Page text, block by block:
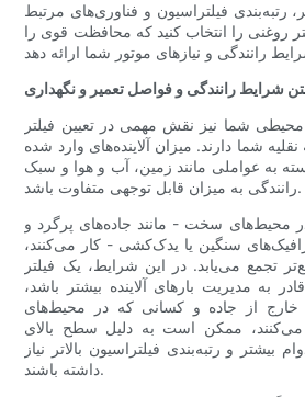
رتبه‌بندی فیلتراسیون و فناوری‌های مرتبط
روغنی را انتخاب کنید که محافظت قوی را
شرایط رانندگی و فواصل تعمیر و نگهداری
شما نیز نقش مهمی در تعیین فیلتر
شما دارند. میزان آلاینده‌های وارد شده
به عواملی مانند زمین، آب و هوا و سبک
رانندگی به میزان قابل توجهی متفاوت باشد.
در محیط‌های سخت - مانند جاده‌های پرگرد و
ترافیک‌های سنگین یا یدک‌کشی - کار می‌کنند،
تجمع می‌یابد. در این شرایط، یک فیلتر
به مدیریت بارهای آلاینده بیشتر باشد،
خارج از جاده و کسانی که در محیط‌های
ممکن است به دلیل سطح بالای
بیشتر و رتبه‌بندی فیلتراسیون بالاتر نیاز
داشته باشند.